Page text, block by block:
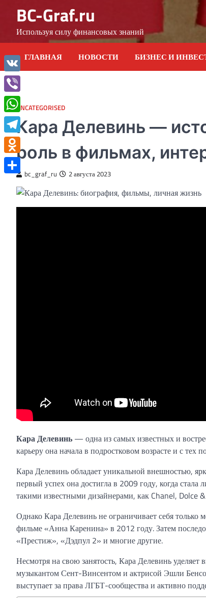
content
BC-Graf.ru
Используя силу финансовых знаний
ГЛАВНАЯ НОВОСТИ БИЗНЕС И
UNCATEGORISED
Кара Делевинь —
роль в фильмах,
bc_graf_ru 2 августа 2023
Кара Делевинь — одна из самых известных и
карьеру она начала в подростковом возрасте и с
Кара Делевинь обладает уникальной внешностью,
первый успех она достигла в 2009 году, когда
такими известными дизайнерами, как Chanel, Dolce
Однако Кара Делевинь не ограничивает себя только
фильме «Анна Каренина» в 2012 году. Затем
«Престиж», «Дэдпул 2» и многие другие.
Несмотря на свою занятость, Кара Делевинь
музыкантом Сент-Винсентом и актрисой Эшли
выступает за права ЛГБТ-сообщества и активно
VK
Viber
WhatsApp
Telegram
Odnoklassniki
Отправить